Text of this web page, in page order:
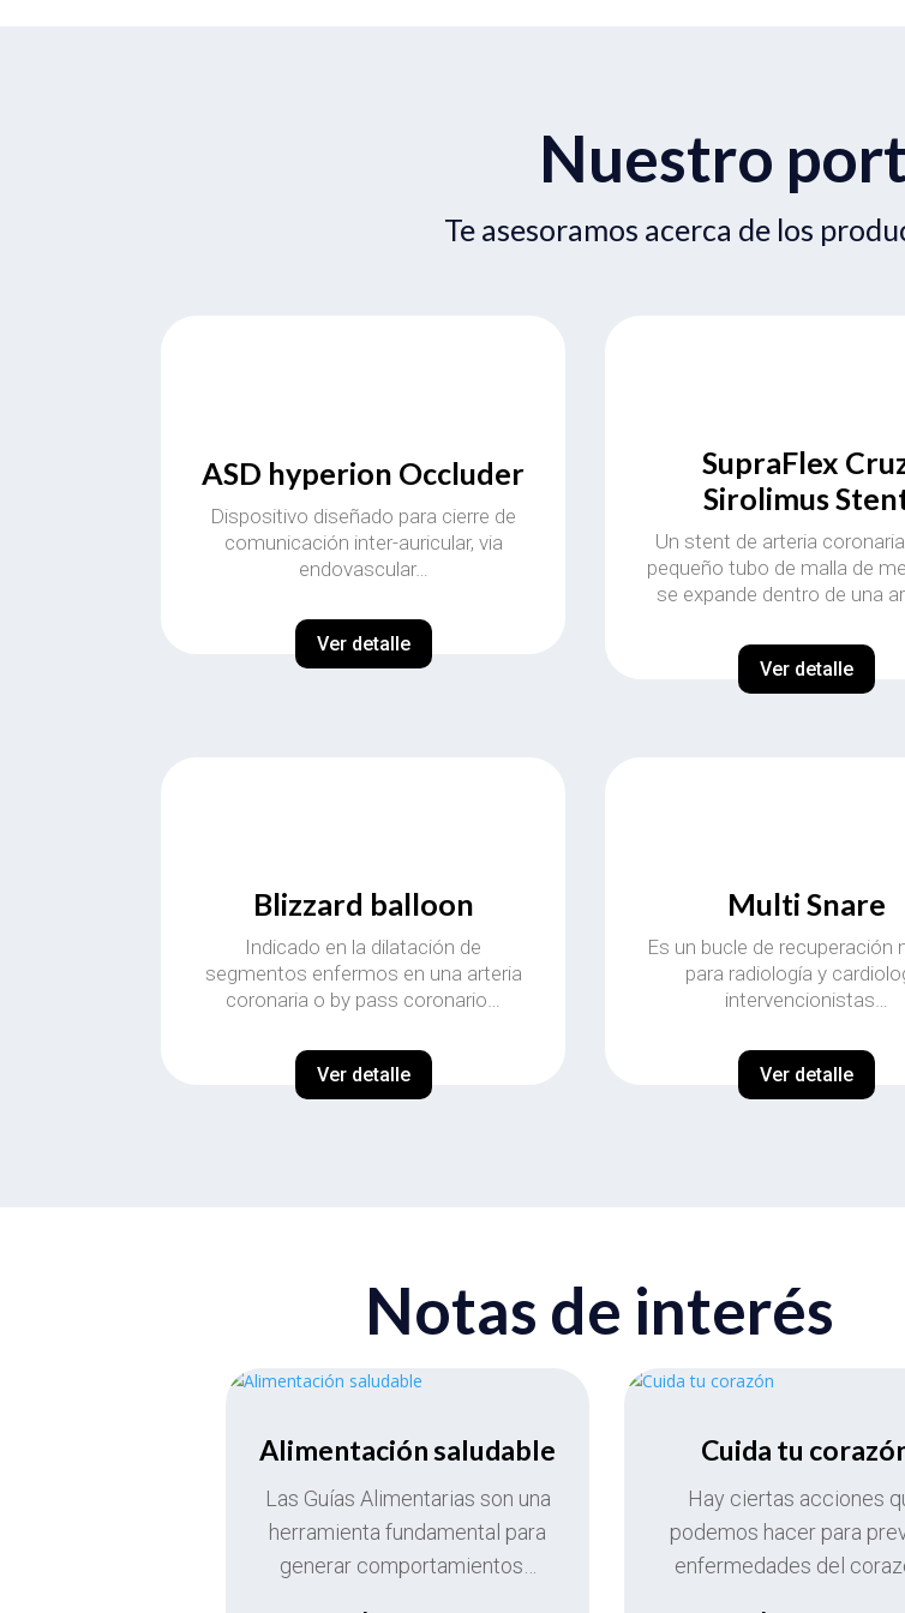
Nuestro
Te asesoramos acerca de los
ASD hyperion Occluder
Dispositivo diseñado para cierre de
comunicación inter-auricular, via
endovascular…
Ver detalle
SupraFlex
Sirolimus
Un stent de arteria
pequeño tubo de malla de
se expande dentro de una
Ver detalle
Blizzard balloon
Indicado en la dilatación de
segmentos enfermos en una arteria
coronaria o by pass coronario…
Ver detalle
Multi Snare
Es un bucle de recuperación
para radiología y
intervencionistas…
Ver detalle
Notas de interés
Alimentación saludable
Las Guías Alimentarias son una
herramienta fundamental para
generar comportamientos…
Cuida tu
Hay ciertas acciones
podemos hacer para
enfermedades del